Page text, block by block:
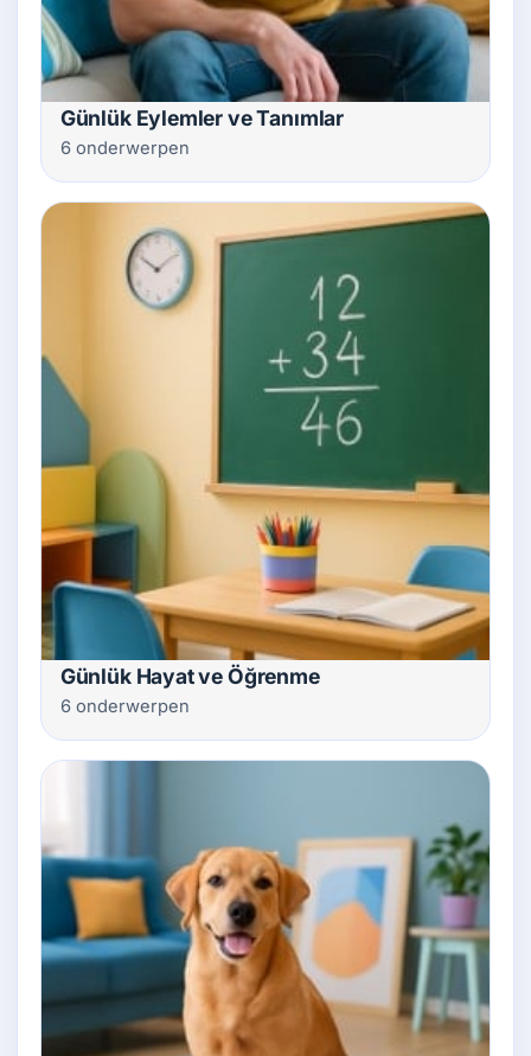
Günlük Eylemler ve Tanımlar
6 onderwerpen
Günlük Hayat ve Öğrenme
6 onderwerpen